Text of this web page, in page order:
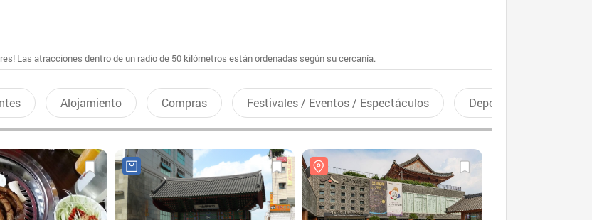
Las atracciones dentro de un radio de 50 kilómetros están ordenadas según su cercanía.
Alojamiento Compras Festivales / Eventos / Espectáculos Deportes recreativos